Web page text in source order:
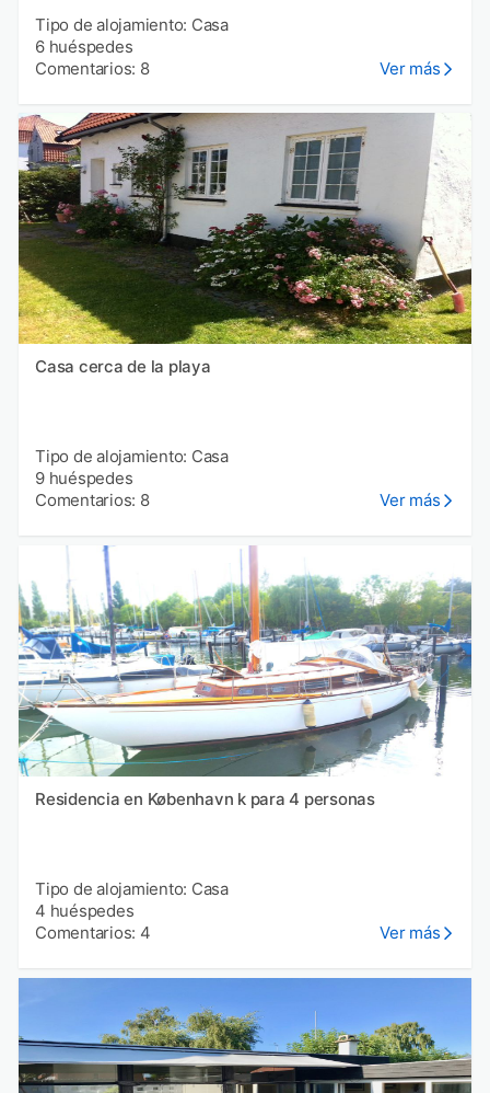
Tipo de alojamiento: Casa
6 huéspedes
Comentarios: 8
Ver más
Casa cerca de la playa
Tipo de alojamiento: Casa
9 huéspedes
Comentarios: 8
Ver más
Residencia en København k para 4 personas
Tipo de alojamiento: Casa
4 huéspedes
Comentarios: 4
Ver más